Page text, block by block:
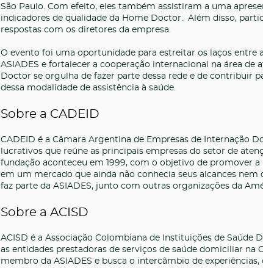
São Paulo. Com efeito, eles também assistiram a uma
indicadores de qualidade da Home Doctor. Além disso,
respostas com os diretores da empresa.
O evento foi uma oportunidade para estreitar os laços entre
ASIADES e fortalecer a cooperação internacional na área de
Doctor se orgulha de fazer parte dessa rede e de contribuir
dessa modalidade de assistência à saúde.
Sobre a CADEID
CADEID é a Câmara Argentina de Empresas de Internação
lucrativos que reúne as principais empresas do setor de
fundação aconteceu em 1999, com o objetivo de promover
em um mercado que ainda não conhecia seus alcances
faz parte da ASIADES, junto com outras organizações da
Sobre a ACISD
ACISD é a Associação Colombiana de Instituições de Saúde
as entidades prestadoras de serviços de saúde domiciliar na
membro da ASIADES e busca o intercâmbio de